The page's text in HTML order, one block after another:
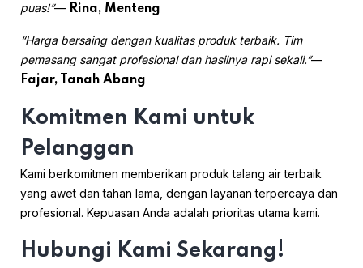
puas!”— Rina, Menteng
“Harga bersaing dengan kualitas produk terbaik. Tim
pemasang sangat profesional dan hasilnya rapi sekali.”—
Fajar, Tanah Abang
Komitmen Kami untuk
Pelanggan
Kami berkomitmen memberikan produk talang air terbaik
yang awet dan tahan lama, dengan layanan terpercaya dan
profesional. Kepuasan Anda adalah prioritas utama kami.
Hubungi Kami Sekarang!